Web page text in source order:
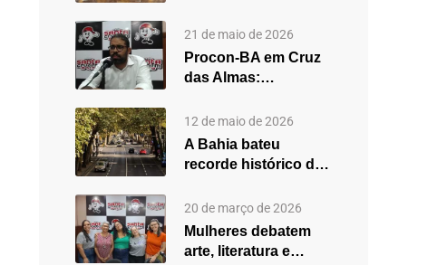
das…
21 de maio de 2026
Procon-BA em Cruz
das Almas:
fortalecimento do
atendimento…
12 de maio de 2026
A Bahia bateu
recorde histórico de
2025,…
20 de março de 2026
Mulheres debatem
arte, literatura e